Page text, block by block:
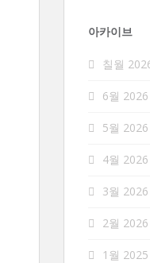
아카이브
칠월
6월 2026
5월 2026
4월 2026
3월 2026
2월 2026
1월 2025